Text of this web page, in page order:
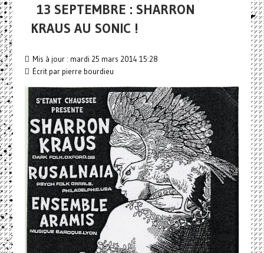
13 SEPTEMBRE : SHARRON
KRAUS AU SONIC !
Mis à jour : mardi 25 mars 2014 15:28
Écrit par pierre bourdieu